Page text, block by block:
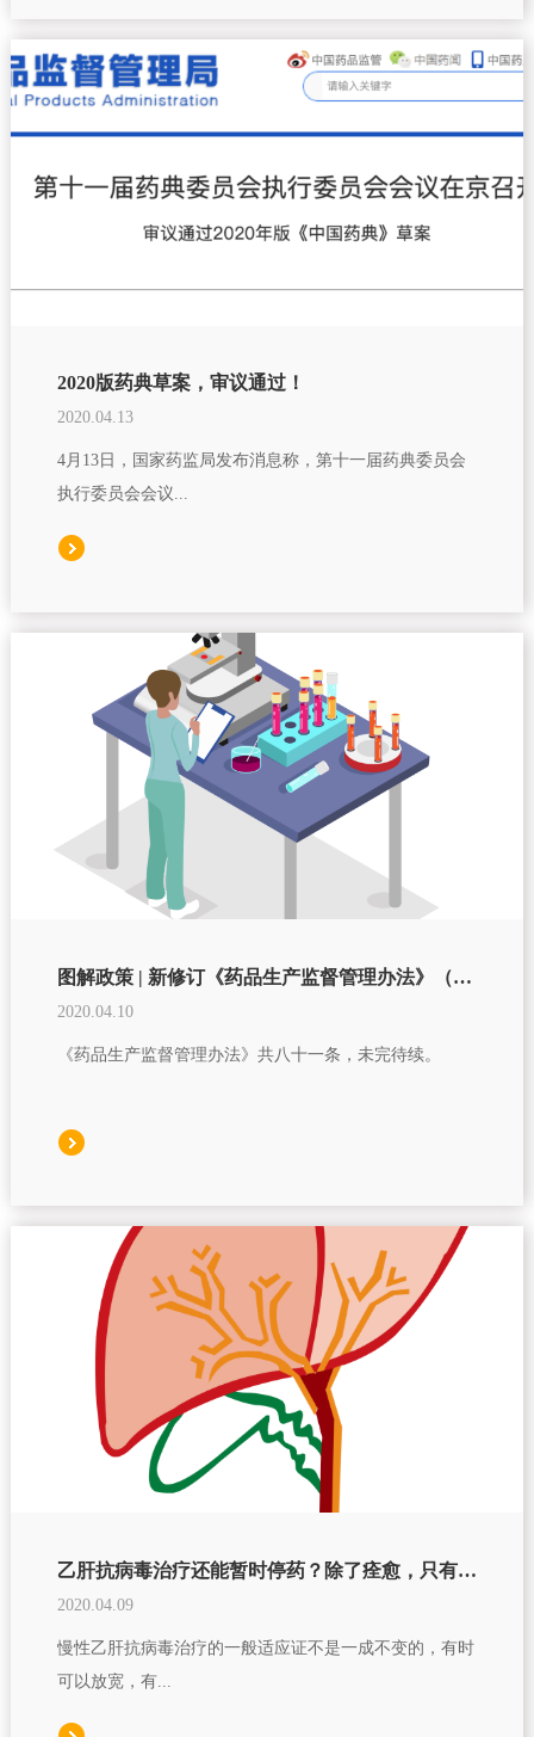
2020版药典草案，审议通过！
2020.04.13
4月13日，国家药监局发布消息称，第十一届药典委员会
执行委员会会议...
图解政策 | 新修订《药品生产监督管理办法》（一）
2020.04.10
《药品生产监督管理办法》共八十一条，未完待续。
乙肝抗病毒治疗还能暂时停药？除了痊愈，只有这一种情况才可以
2020.04.09
慢性乙肝抗病毒治疗的一般适应证不是一成不变的，有时
可以放宽，有...